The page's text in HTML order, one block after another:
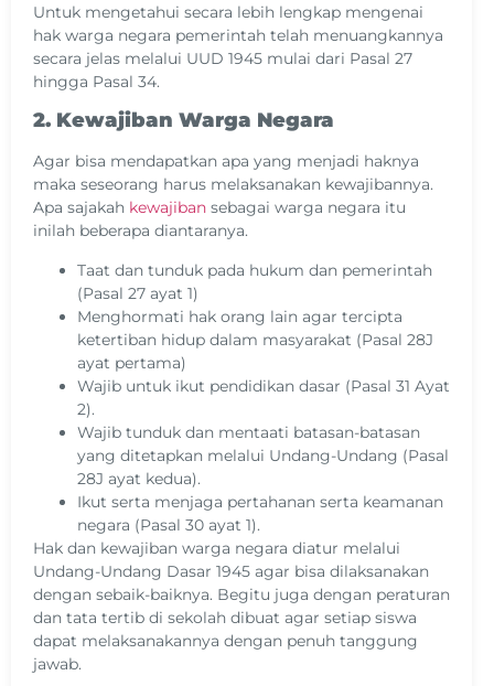
Untuk mengetahui secara lebih lengkap mengenai
hak warga negara pemerintah telah menuangkannya
secara jelas melalui UUD 1945 mulai dari Pasal 27
hingga Pasal 34.
2. Kewajiban Warga Negara
Agar bisa mendapatkan apa yang menjadi haknya
maka seseorang harus melaksanakan kewajibannya.
Apa sajakah kewajiban sebagai warga negara itu
inilah beberapa diantaranya.
Taat dan tunduk pada hukum dan pemerintah
(Pasal 27 ayat 1)
Menghormati hak orang lain agar tercipta
ketertiban hidup dalam masyarakat (Pasal 28J
ayat pertama)
Wajib untuk ikut pendidikan dasar (Pasal 31 Ayat
2).
Wajib tunduk dan mentaati batasan-batasan
yang ditetapkan melalui Undang-Undang (Pasal
28J ayat kedua).
Ikut serta menjaga pertahanan serta keamanan
negara (Pasal 30 ayat 1).
Hak dan kewajiban warga negara diatur melalui
Undang-Undang Dasar 1945 agar bisa dilaksanakan
dengan sebaik-baiknya. Begitu juga dengan peraturan
dan tata tertib di sekolah dibuat agar setiap siswa
dapat melaksanakannya dengan penuh tanggung
jawab.